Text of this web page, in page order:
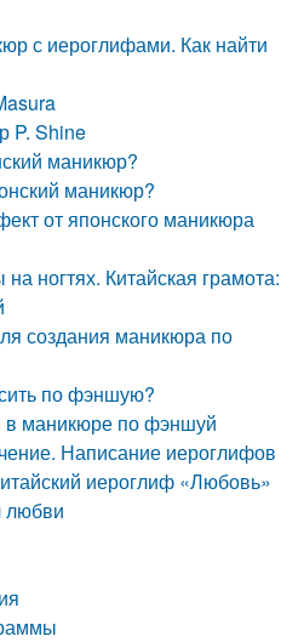
с иероглифами. Как найти
P. Shine
маникюр?
маникюр?
от японского маникюра
ногтях. Китайская грамота:
создания маникюра по
по фэншую?
в маникюре по фэншуй
Написание иероглифов
иероглиф «Любовь»
любви